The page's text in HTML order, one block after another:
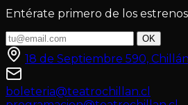
Entérate primero de los
OK
18 de Septiembre 590, Chillán
boleteria@teatrochillan.cl